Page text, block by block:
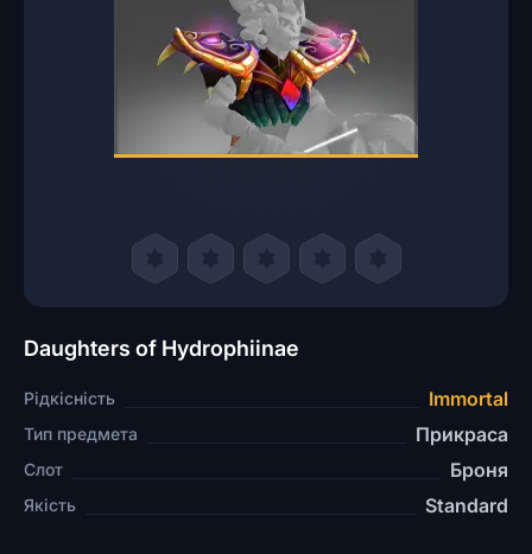
Daughters of Hydrophiinae
Рідкісність Immortal
Тип предмета Прикраса
Слот Броня
Якість Standard